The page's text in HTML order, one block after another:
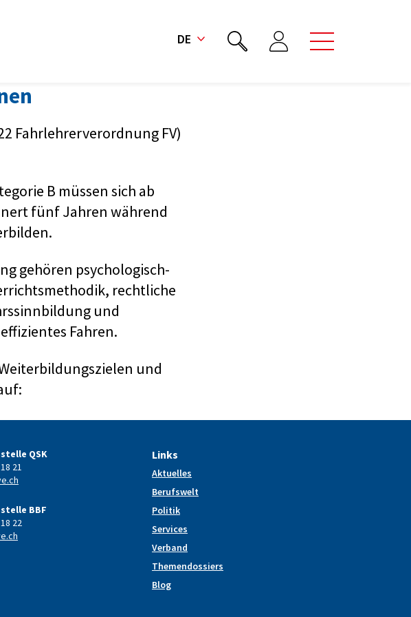
DE
Fahrlehrerverordnung FV)
B müssen sich ab
fünf Jahren während
gehören psychologisch-
rechtliche
und
Fahren.
und
QSK
21
BBF
22
Links
Aktuelles
Berufswelt
Politik
Services
Verband
Themendossiers
Blog